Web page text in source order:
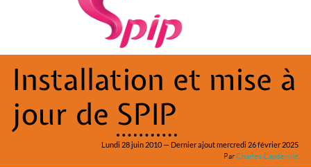
Installation et mise à
jour de SPIP
Lundi 28 juin 2010 — Dernier ajout mercredi 26 février 2025
ParCharles Capdeville